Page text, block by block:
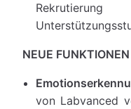
NEUE
von Labvanced